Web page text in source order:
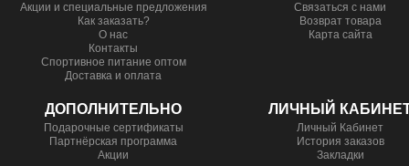
Акции и специальные предложения
Как заказать?
О нас
Контакты
Спортивное питание оптом
Доставка и оплата
Связаться с нами
Возврат товара
Карта сайта
ДОПОЛНИТЕЛЬНО
Подарочные сертификаты
Партнёрская программа
Акции
ЛИЧНЫЙ
Личный Кабинет
История заказов
Закладки